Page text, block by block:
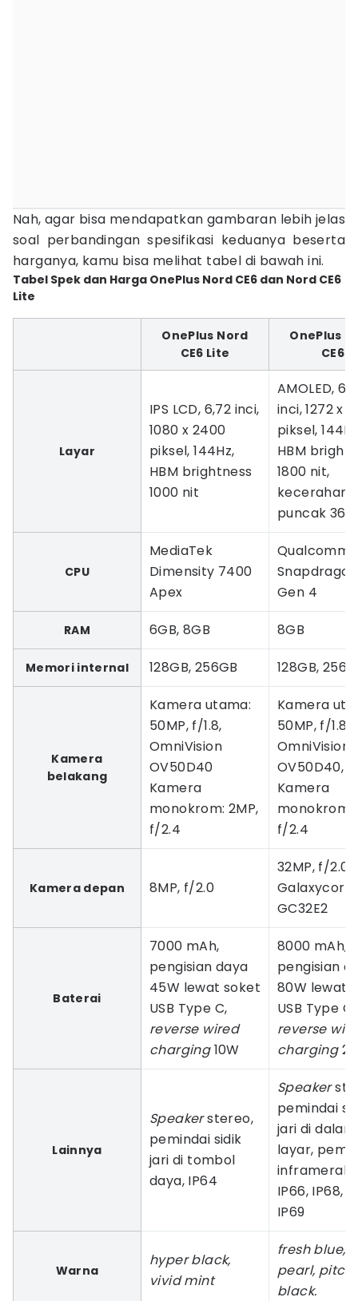
Nah, agar bisa mendapatkan gambaran lebih jelas
soal perbandingan spesifikasi keduanya beserta
harganya, kamu bisa melihat tabel di bawah ini.
Tabel Spek dan Harga OnePlus Nord CE6 dan Nord CE6
Lite
OnePlus Nord
CE6 Lite
OnePlus
CE6
Layar
IPS LCD, 6,72 inci,
1080 x 2400
piksel, 144Hz,
HBM brightness
1000 nit
AMOLED,
inci, 1272 x
piksel,
HBM
1800 nit,
kecerahan
puncak
CPU
MediaTek
Dimensity 7400
Apex
Qualcomm
Gen 4
RAM 6GB, 8GB 8GB
Memori internal 128GB, 256GB 128GB,
Kamera
belakang
Kamera utama:
50MP, f/1.8,
OmniVision
OV50D40
Kamera
monokrom: 2MP,
f/2.4
Kamera
50MP, f/1.8,
OmniVision
OV50D40,
Kamera
monokrom:
f/2.4
Kamera depan 8MP, f/2.0
32MP, f/2.0,
Galaxycore
GC32E2
Baterai
7000 mAh,
pengisian daya
45W lewat soket
USB Type C,
reverse wired
charging10W
8000 mAh,
pengisian
80W lewat
USB Type C,
reverse
charging
Lainnya
Speakerstereo,
pemindai sidik
jari di tombol
daya, IP64
Speaker
pemindai
jari di dalam
layar,
inframerah,
IP66, IP68,
IP69
Warna
hyper black,
vivid mint
fresh blue,
pearl, pitch
black.